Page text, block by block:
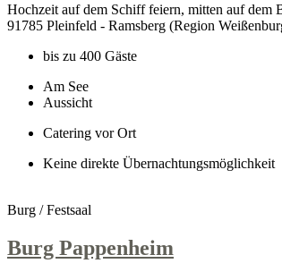
Hochzeit auf dem Schiff feiern, mitten auf dem
91785 Pleinfeld - Ramsberg (Region
bis zu 400 Gäste
Am See
Aussicht
Catering vor Ort
Keine direkte Übernachtungsmöglichkeit
Burg / Festsaal
Burg Pappenheim